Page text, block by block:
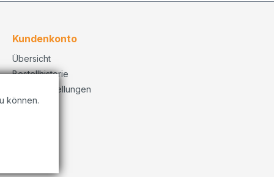
Kundenkonto
Übersicht
Bestellhistorie
Konto Einstellungen
können.